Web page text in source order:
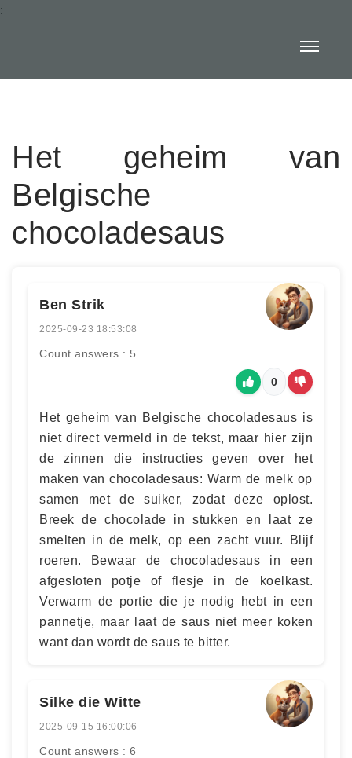
:
Het geheim van
Belgische
chocoladesaus
Ben Strik
2025-09-23 18:53:08
Count answers : 5
0
Het geheim van Belgische chocoladesaus is
niet direct vermeld in de tekst, maar hier zijn
de zinnen die instructies geven over het
maken van chocoladesaus: Warm de melk op
samen met de suiker, zodat deze oplost.
Breek de chocolade in stukken en laat ze
smelten in de melk, op een zacht vuur. Blijf
roeren. Bewaar de chocoladesaus in een
afgesloten potje of flesje in de koelkast.
Verwarm de portie die je nodig hebt in een
pannetje, maar laat de saus niet meer koken
want dan wordt de saus te bitter.
Silke die Witte
2025-09-15 16:00:06
Count answers : 6